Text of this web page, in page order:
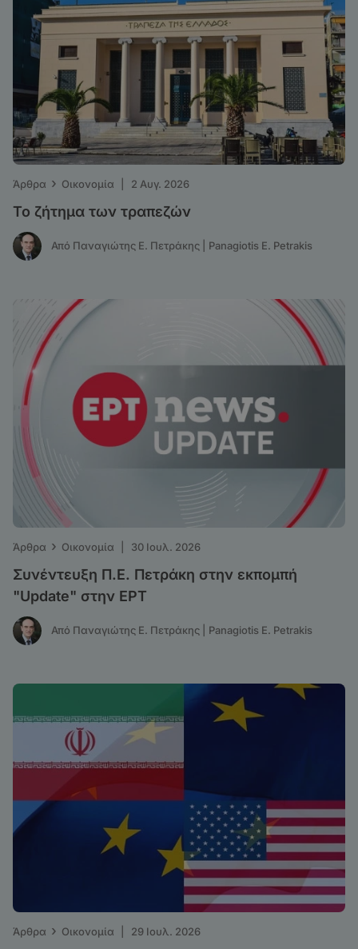
Άρθρα › Οικονομία 2 Αυγ. 2026
Το ζήτημα των τραπεζών
Από Παναγιώτης Ε. Πετράκης | Panagiotis E. Petrakis
Άρθρα › Οικονομία 30 Ιουλ. 2026
Συνέντευξη Π.Ε. Πετράκη στην εκπομπή
"Update" στην ΕΡΤ
Από Παναγιώτης Ε. Πετράκης | Panagiotis E. Petrakis
Άρθρα › Οικονομία 29 Ιουλ. 2026